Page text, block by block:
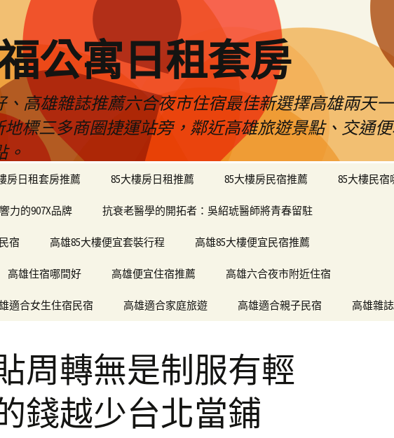
公寓日租套房
高雄雜誌推薦六合夜市住宿最佳新選擇高雄兩天
標三多商圈捷運站旁，鄰近高雄旅遊景點、交通
房日租套房推薦 85大樓房日租推薦 85大樓房民宿推薦 85大樓民宿
力的907X品牌 抗衰老醫學的開拓者：吳紹琥醫師將青春留駐
宿 高雄85大樓便宜套裝行程 高雄85大樓便宜民宿推薦
高雄住宿哪間好 高雄便宜住宿推薦 高雄六合夜市附近住宿
適合女生住宿民宿 高雄適合家庭旅遊 高雄適合親子民宿 高雄雜
周轉無是制服有輕
錢越少台北當鋪